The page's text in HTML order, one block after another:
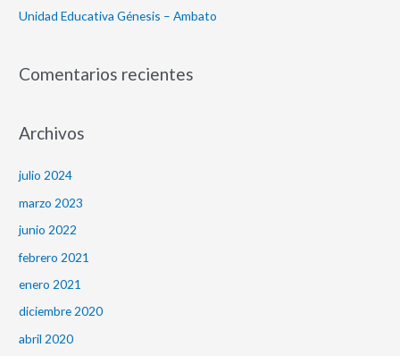
Unidad Educativa Génesis – Ambato
Comentarios recientes
Archivos
julio 2024
marzo 2023
junio 2022
febrero 2021
enero 2021
diciembre 2020
abril 2020